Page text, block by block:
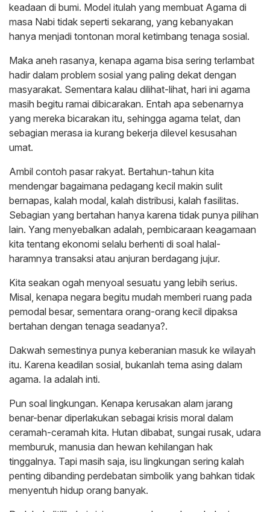
keadaan di bumi. Model itulah yang membuat Agama di
masa Nabi tidak seperti sekarang, yang kebanyakan
hanya menjadi tontonan moral ketimbang tenaga sosial.
Maka aneh rasanya, kenapa agama bisa sering terlambat
hadir dalam problem sosial yang paling dekat dengan
masyarakat. Sementara kalau dilihat-lihat, hari ini agama
masih begitu ramai dibicarakan. Entah apa sebenarnya
yang mereka bicarakan itu, sehingga agama telat, dan
sebagian merasa ia kurang bekerja dilevel kesusahan
umat.
Ambil contoh pasar rakyat. Bertahun-tahun kita
mendengar bagaimana pedagang kecil makin sulit
bernapas, kalah modal, kalah distribusi, kalah fasilitas.
Sebagian yang bertahan hanya karena tidak punya pilihan
lain. Yang menyebalkan adalah, pembicaraan keagamaan
kita tentang ekonomi selalu berhenti di soal halal-
haramnya transaksi atau anjuran berdagang jujur.
Kita seakan ogah menyoal sesuatu yang lebih serius.
Misal, kenapa negara begitu mudah memberi ruang pada
pemodal besar, sementara orang-orang kecil dipaksa
bertahan dengan tenaga seadanya?.
Dakwah semestinya punya keberanian masuk ke wilayah
itu. Karena keadilan sosial, bukanlah tema asing dalam
agama. Ia adalah inti.
Pun soal lingkungan. Kenapa kerusakan alam jarang
benar-benar diperlakukan sebagai krisis moral dalam
ceramah-ceramah kita. Hutan dibabat, sungai rusak, udara
memburuk, manusia dan hewan kehilangan hak
tinggalnya. Tapi masih saja, isu lingkungan sering kalah
penting dibanding perdebatan simbolik yang bahkan tidak
menyentuh hidup orang banyak.